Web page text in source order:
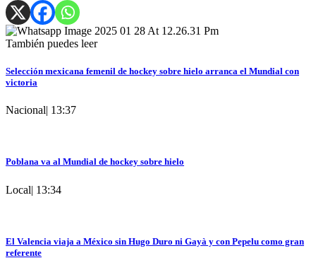
También puedes leer
Selección mexicana femenil de hockey sobre hielo arranca el Mundial con
victoria
Nacional| 13:37
Poblana va al Mundial de hockey sobre hielo
Local| 13:34
El Valencia viaja a México sin Hugo Duro ni Gayà y con Pepelu como gran
referente